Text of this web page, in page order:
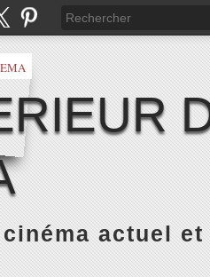
cinéma actuel